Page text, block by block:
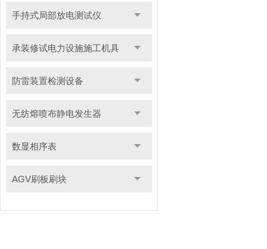
手持式局部放电测试仪
承装修试电力设施施工机具
防雷装置检测设备
无纺熔喷布静电发生器
数显相序表
AGV刷板刷块